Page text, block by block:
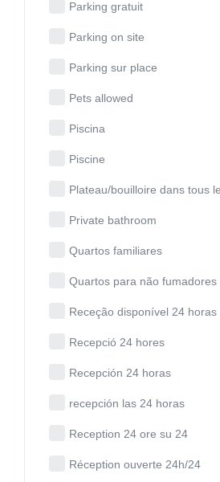
Parking gratuit
Parking on site
Parking sur place
Pets allowed
Piscina
Piscine
Plateau/bouilloire dans tous
Private bathroom
Quartos familiares
Quartos para não fumadores
Receção disponível 24 horas
Recepció 24 hores
Recepción 24 horas
recepción las 24 horas
Reception 24 ore su 24
Réception ouverte 24h/24